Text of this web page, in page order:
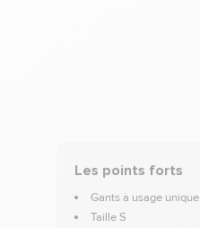
Les points forts
Gants à usage unique
Taille S